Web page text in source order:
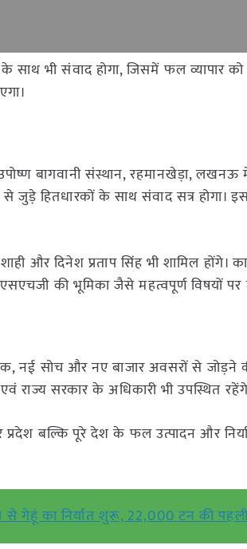
साथ भी संवाद होगा, जिसमें फल व्यापार
बागवानी संस्थान, रहमानखेड़ा,
जुड़े हितधारकों के साथ संवाद सत्र होगा।
और दिनेश प्रताप सिंह भी शामिल होंगे।
की भूमिका जैसे महत्वपूर्ण विषयों पर
नई सोच और नए बाजार अवसरों से जोड़ने
राज्य सरकार के अधिकारी भी उपस्थित
बल्कि पूरे देश के फल उत्पादन और
से गेहूं का निर्यात शुरू, 22,000 टन की